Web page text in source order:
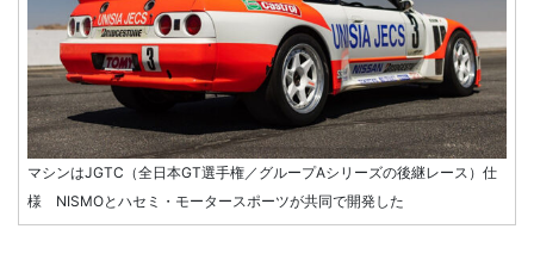
マシンはJGTC（全日本GT選手権／グループAシリーズの後継レース）仕
様 NISMOとハセミ・モータースポーツが共同で開発した